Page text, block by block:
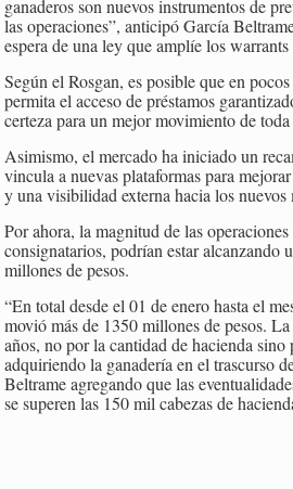
ganaderos son nuevos instrumentos de
las operaciones”, anticipó García
espera de una ley que amplíe los
Según el Rosgan, es posible que en
permita el acceso de préstamos
certeza para un mejor movimiento de
Asimismo, el mercado ha iniciado un
vincula a nuevas plataformas para
y una visibilidad externa hacia los nuevos
Por ahora, la magnitud de las
consignatarios, podrían estar alcanzando
millones de pesos.
“En total desde el 01 de enero hasta el
movió más de 1350 millones de pesos.
años, no por la cantidad de hacienda
adquiriendo la ganadería en el trascurso
Beltrame agregando que las
se superen las 150 mil cabezas de